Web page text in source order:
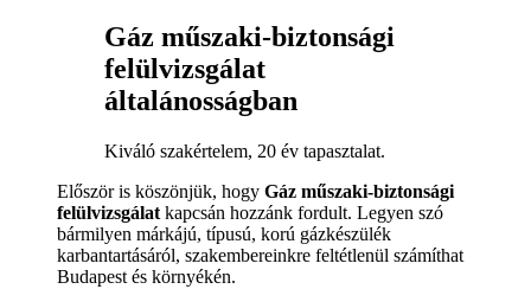
Gáz műszaki-biztonsági
felülvizsgálat
általánosságban
Kiváló szakértelem, 20 év tapasztalat.
Először is köszönjük, hogy Gáz műszaki-biztonsági
felülvizsgálat kapcsán hozzánk fordult. Legyen szó
bármilyen márkájú, típusú, korú gázkészülék
karbantartásáról, szakembereinkre feltétlenül számíthat
Budapest és környékén.